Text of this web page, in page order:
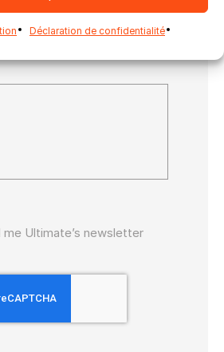
Déclaration de confidentialité
me Ultimate’s newsletter